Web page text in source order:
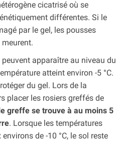
cicatrisé où se
différentes. Si le
par le gel, les pousses
apparaître au niveau du
atteint environ -5 °C.
du gel. Lors de la
placer les rosiers greffés de
greffe se trouve à au moins 5
. Lorsque les températures
de -10 °C, le sol reste